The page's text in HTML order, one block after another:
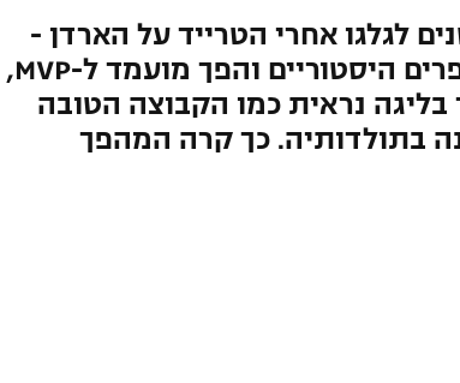
לגלגו אחרי הטרייד על הארדן -
ואז הכל השתנה. קוואי מעמיד מספרים היסטוריים והפך מועמד ל-MVP,
נראית כמו הקבוצה הטובה
בתולדותיה. כך קרה המהפך